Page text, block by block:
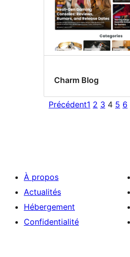
Charm Blog
Précédent1 2 3 4 5 6
À propos
Actualités
Hébergement
Confidentialité